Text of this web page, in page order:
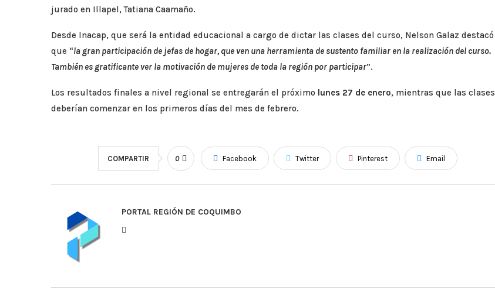
jurado en Illapel, Tatiana Caamaño.
Desde Inacap, que será la entidad educacional a cargo de dictar las clases del curso, Nelson Galaz destacó
que “la gran participación de jefas de hogar, que ven una herramienta de sustento familiar en la realización del curso.
También es gratificante ver la motivación de mujeres de toda la región por participar”.
Los resultados finales a nivel regional se entregarán el próximo lunes 27 de enero, mientras que las clases
deberían comenzar en los primeros días del mes de febrero.
COMPARTIR 0 Facebook Twitter Pinterest Email
PORTAL REGIÓN DE COQUIMBO